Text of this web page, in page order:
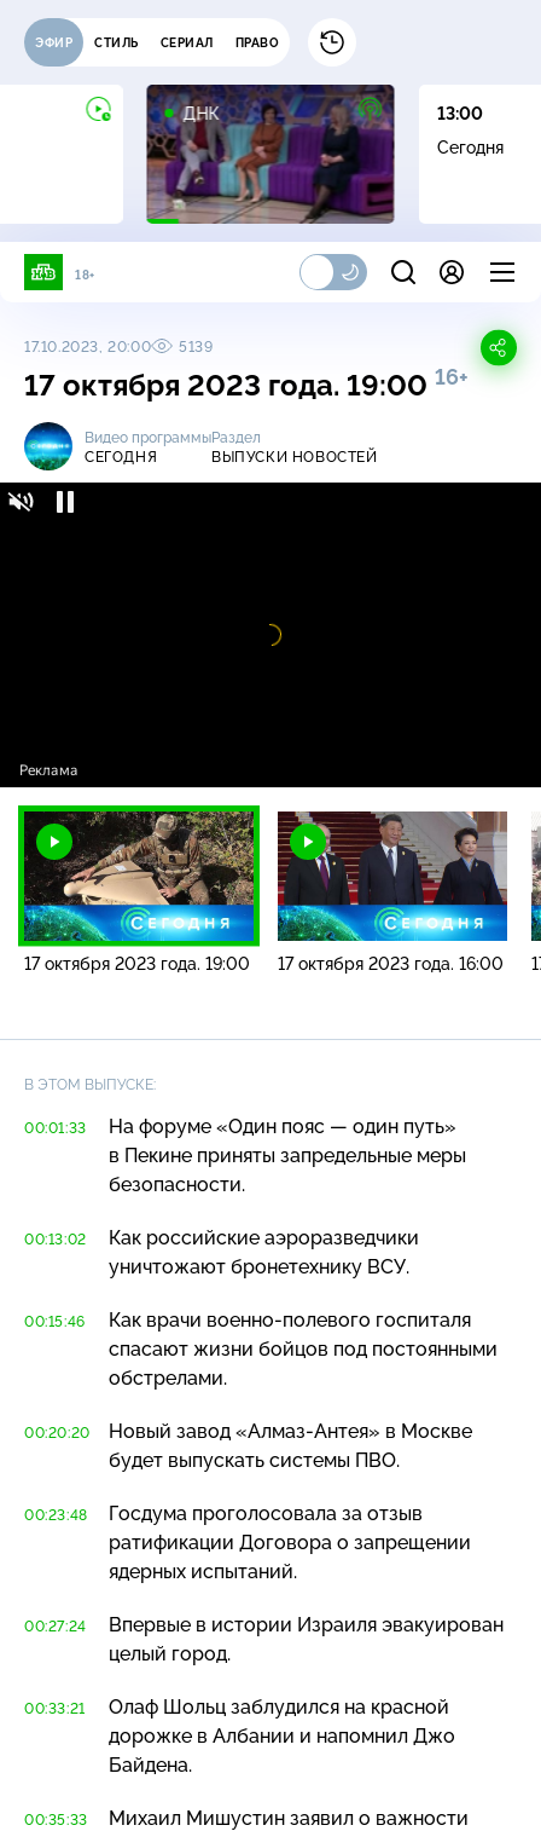
ЭФИР СТИЛЬ СЕРИАЛ ПРАВО
ДНК
13:00
Сегодня
18+
17.10.2023, 20:00 5139
17 октября 2023 года. 19:00 16+
Видео программы
СЕГОДНЯ
Раздел
ВЫПУСКИ НОВОСТЕЙ
Видео
17 октября 2023 года. 19:00 17 октября 2023 года. 16:00
В ЭТОМ ВЫПУСКЕ:
00:01:33
На форуме «Один пояс — один путь»
в Пекине приняты запредельные меры
безопасности.
00:13:02
Как российские аэроразведчики
уничтожают бронетехнику ВСУ.
00:15:46 Как врачи военно-полевого госпиталя
спасают жизни бойцов под постоянными
обстрелами.
00:20:20 Новый завод «Алмаз-Антея» в Москве
будет выпускать системы ПВО.
00:23:48
Госдума проголосовала за отзыв
ратификации Договора о запрещении
ядерных испытаний.
00:27:24
Впервые в истории Израиля эвакуирован
целый город.
00:33:21
Олаф Шольц заблудился на красной
дорожке в Албании и напомнил Джо
Байдена.
00:35:33
Михаил Мишустин заявил о важности